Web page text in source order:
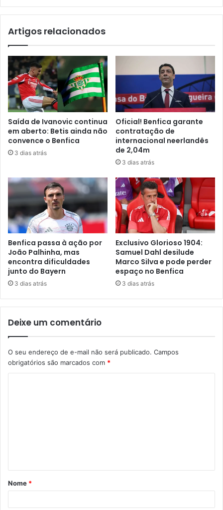
Artigos relacionados
Saída de Ivanovic continua
em aberto: Betis ainda não
convence o Benfica
3 dias atrás
Oficial! Benfica garante
contratação de
internacional neerlandês
de 2,04m
3 dias atrás
Benfica passa à ação por
João Palhinha, mas
encontra dificuldades
junto do Bayern
3 dias atrás
Exclusivo Glorioso 1904:
Samuel Dahl desilude
Marco Silva e pode perder
espaço no Benfica
3 dias atrás
Deixe um comentário
O seu endereço de e-mail não será publicado. Campos
obrigatórios são marcados com *
á
r
Nome *